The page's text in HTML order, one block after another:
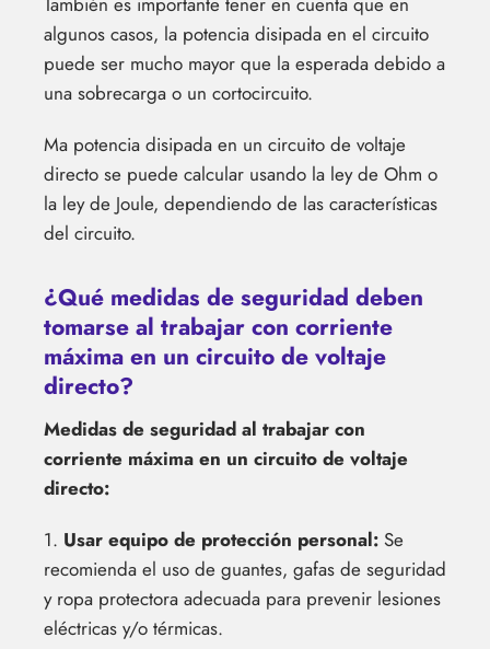
algunos casos, la potencia disipada en el circuito
puede ser mucho mayor que la esperada debido a
una sobrecarga o un cortocircuito.
Ma potencia disipada en un circuito de voltaje
directo se puede calcular usando la ley de Ohm o
la ley de Joule, dependiendo de las características
del circuito.
¿Qué medidas de seguridad deben
tomarse al trabajar con corriente
máxima en un circuito de voltaje
directo?
Medidas de seguridad al trabajar con
corriente máxima en un circuito de voltaje
directo:
1. Usar equipo de protección personal: Se
recomienda el uso de guantes, gafas de seguridad
y ropa protectora adecuada para prevenir lesiones
eléctricas y/o térmicas.